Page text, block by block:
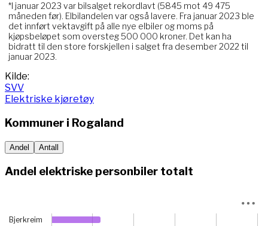
*I januar 2023 var bilsalget rekordlavt (5845 mot 49 475
måneden før). Elbilandelen var også lavere. Fra januar 2023 ble
det innført vektavgift på alle nye elbiler og moms på
kjøpsbeløpet som oversteg 500 000 kroner. Det kan ha
bidratt til den store forskjellen i salget fra desember 2022 til
januar 2023.
End of interactive chart.
Kilde:
SVV
Elektriske kjøretøy
Kommuner i Rogaland
Andel Antall
Andel elektriske personbiler totalt
Bjerkreim